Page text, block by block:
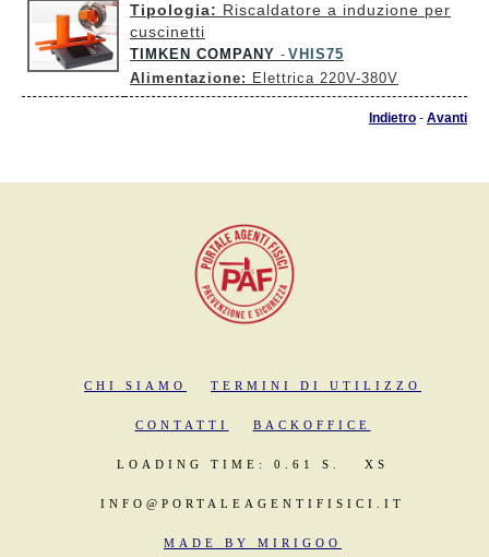
Tipologia: Riscaldatore a induzione per
cuscinetti
TIMKEN COMPANY - VHIS75
Alimentazione: Elettrica 220V-380V
Indietro - Avanti
CHI SIAMO TERMINI DI UTILIZZO
CONTATTI BACKOFFICE
LOADING TIME: 0.61 S. XS
INFO@PORTALEAGENTIFISICI.IT
MADE BY MIRIGOO